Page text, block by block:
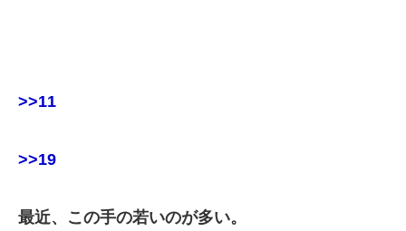
>>11
>>19
最近、この手の若いのが多い。